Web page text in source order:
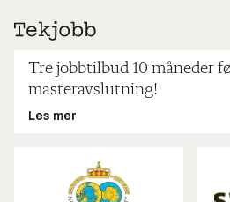
Tre jobbtilbud 10 måneder
masteravslutning!
Les mer